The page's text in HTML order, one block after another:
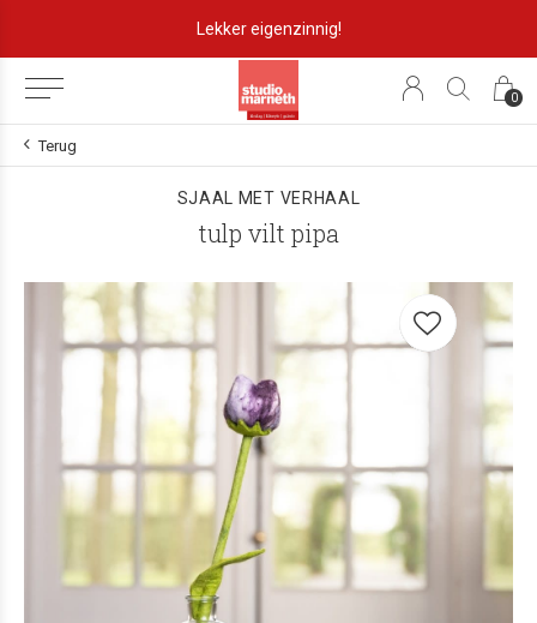
0
Lekker eigenzinnig!
Terug
SJAAL MET VERHAAL
tulp vilt pipa